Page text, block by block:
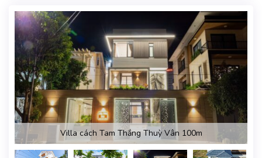
Villa cách Tam Thắng Thuỳ Vân 100m